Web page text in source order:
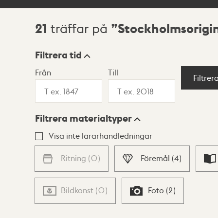
Sökresultat
21 träffar på
Visningsläge
Lista Karta
Filtrera tid
Från Till
Filtrera materialtyper
Visa inte lärarhandledningar
Ritning (0) Föremål (4)
Bildkonst (0) Foto (2)